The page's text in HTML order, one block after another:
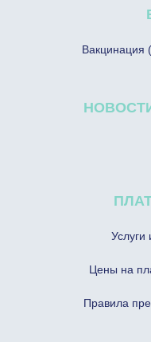
Вакцинация
Цены на
Правила